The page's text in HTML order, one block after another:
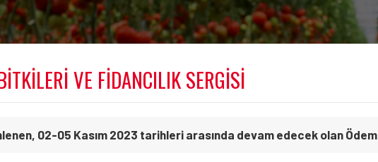
VE FİDANCILIK SERGİSİ
02-05 Kasım 2023 tarihleri arasında devam edecek olan